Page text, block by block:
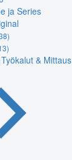
ja Series
Työkalut & Mittaus